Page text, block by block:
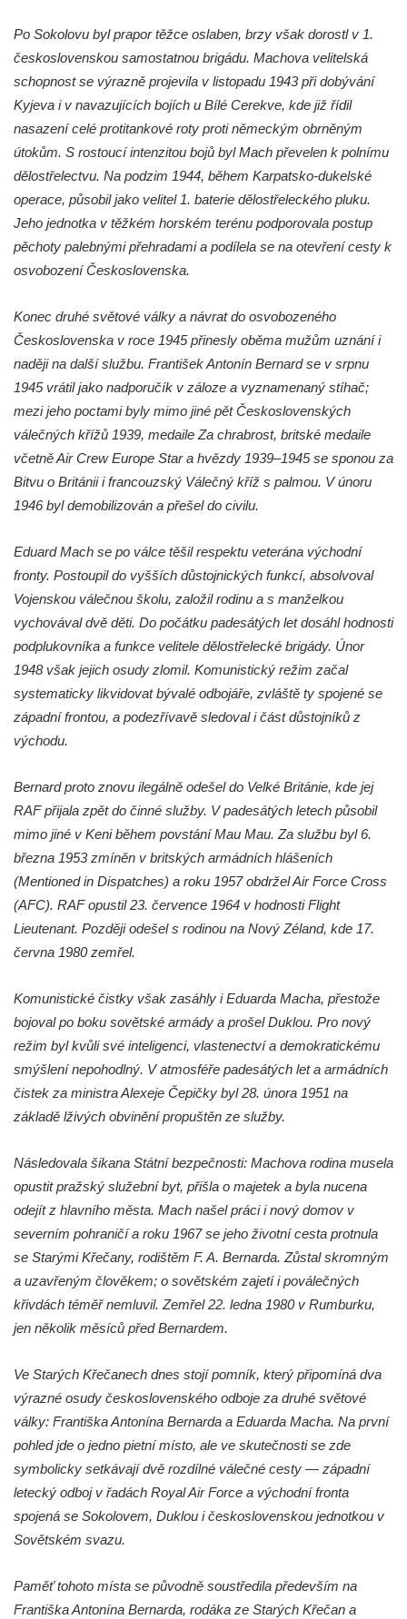
Proseticích
Keramická plastika v ulici Dr. Vrbenského v
Teplicích
Památník Pravřídla v Lázeňské ulici v
Teplicích
Pomník obětem lidské krutosti na Mírovém
náměstí v Teplicích (neexistuje)
Socha svatého Josefa v Želkovicích
Pomník Josefa Willomitzera u kostela
Pomník neznámého účelu v parku před
kostelem svatého Františka z Assisi v
Tanvaldu
Socha Járy Cimrmana na kině JAS v
Tanvaldu
Socha u Riedlovy hrobky v Desné
Socha Osvobození u základní školy v
Desné
Socha ženy u železničního viaduktu v
Desné
Socha Madony ve štítě domu čp. 234 ve
Starých Křečanech
Socha svatého Floriána na hasičské stanici
v Krkonošské ulici v Desné
Socha Nový život v parku v Krkonošské ulici
Socha sv. Šebestiána v Chodově
Socha svatého Jana Nepomuckého u
silnice severně od Dubé
Socha sovy u vchodu do Městské knihovny
v Dubé
Socha draka u Městské knihovny v Dubé
Skleněný strom v areálu Nemocnice s
Socha svatého Antonína na Národní ulici ve
Socha trpaslíka v Lesoparku v Dubé
Socha trpaslíka v Lesoparku v Dubé
Socha trpaslíka v Lesoparku v Dubé
Socha trpaslíka v Lesoparku v Dubé
Socha Prófy v Lesoparku v Dubé
Dubový strážce lesa v Lesoparku v Dubé
Socha Dubánka v Lesoparku v Dubé
Socha Šmudly v Lesoparku v Dubé
Socha před Klubovým domem (Základní
uměleckou školou) v Dubé
Pomník neznámého účelu u kostela
Nalezení svatého kříže v Dubé
Socha v parku v ulici Požárníků v Dubé
Socha svatého Floriána před hasičskou
Štorcha a Karla Zemana v Ostroměři
Socha Panny Marie před katedrálou
Po Sokolovu byl prapor těžce oslaben, brzy však dorostl v 1.
československou samostatnou brigádu. Machova velitelská
schopnost se výrazně projevila v listopadu 1943 při dobývání
Kyjeva i v navazujících bojích u Bílé Cerekve, kde již řídil
nasazení celé protitankové roty proti německým obrněným
útokům. S rostoucí intenzitou bojů byl Mach převelen k polnímu
dělostřelectvu. Na podzim 1944, během Karpatsko-dukelské
operace, působil jako velitel 1. baterie dělostřeleckého pluku.
Jeho jednotka v těžkém horském terénu podporovala postup
pěchoty palebnými přehradami a podílela se na otevření cesty k
osvobození Československa.
Konec druhé světové války a návrat do osvobozeného
Československa v roce 1945 přinesly oběma mužům uznání i
naději na další službu. František Antonín Bernard se v srpnu
1945 vrátil jako nadporučík v záloze a vyznamenaný stíhač;
mezi jeho poctami byly mimo jiné pět Československých
válečných křížů 1939, medaile Za chrabrost, britské medaile
včetně Air Crew Europe Star a hvězdy 1939–1945 se sponou za
Bitvu o Británii i francouzský Válečný kříž s palmou. V únoru
1946 byl demobilizován a přešel do civilu.
Eduard Mach se po válce těšil respektu veterána východní
fronty. Postoupil do vyšších důstojnických funkcí, absolvoval
Vojenskou válečnou školu, založil rodinu a s manželkou
vychovával dvě děti. Do počátku padesátých let dosáhl hodnosti
podplukovníka a funkce velitele dělostřelecké brigády. Únor
1948 však jejich osudy zlomil. Komunistický režim začal
systematicky likvidovat bývalé odbojáře, zvláště ty spojené se
západní frontou, a podezřívavě sledoval i část důstojníků z
východu.
Bernard proto znovu ilegálně odešel do Velké Británie, kde jej
RAF přijala zpět do činné služby. V padesátých letech působil
mimo jiné v Keni během povstání Mau Mau. Za službu byl 6.
března 1953 zmíněn v britských armádních hlášeních
(Mentioned in Dispatches) a roku 1957 obdržel Air Force Cross
(AFC). RAF opustil 23. července 1964 v hodnosti Flight
Lieutenant. Později odešel s rodinou na Nový Zéland, kde 17.
června 1980 zemřel.
Komunistické čistky však zasáhly i Eduarda Macha, přestože
bojoval po boku sovětské armády a prošel Duklou. Pro nový
režim byl kvůli své inteligenci, vlastenectví a demokratickému
smýšlení nepohodlný. V atmosféře padesátých let a armádních
čistek za ministra Alexeje Čepičky byl 28. února 1951 na
základě lživých obvinění propuštěn ze služby.
Následovala šikana Státní bezpečnosti: Machova rodina musela
opustit pražský služební byt, přišla o majetek a byla nucena
odejít z hlavního města. Mach našel práci i nový domov v
severním pohraničí a roku 1967 se jeho životní cesta protnula
se Starými Křečany, rodištěm F. A. Bernarda. Zůstal skromným
a uzavřeným člověkem; o sovětském zajetí i poválečných
křivdách téměř nemluvil. Zemřel 22. ledna 1980 v Rumburku,
jen několik měsíců před Bernardem.
Ve Starých Křečanech dnes stojí pomník, který připomíná dva
výrazné osudy československého odboje za druhé světové
války: Františka Antonína Bernarda a Eduarda Macha. Na první
pohled jde o jedno pietní místo, ale ve skutečnosti se zde
symbolicky setkávají dvě rozdílné válečné cesty — západní
letecký odboj v řadách Royal Air Force a východní fronta
spojená se Sokolovem, Duklou i československou jednotkou v
Sovětském svazu.
Paměť tohoto místa se původně soustředila především na
Františka Antonína Bernarda, rodáka ze Starých Křečan a